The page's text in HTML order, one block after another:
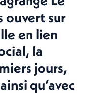
ouvert sur
en lien
la
jours,
qu’avec